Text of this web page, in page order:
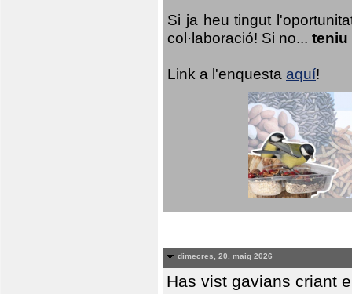
Si ja heu tingut
col·laboració! Si no... teniu
Link a l'enquesta aquí!
dimecres, 20. maig 2026
Has vist gavians criant